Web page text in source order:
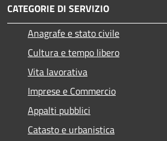
CATEGORIE DI SERVIZIO
Anagrafe e stato civile
Cultura e tempo libero
Vita lavorativa
Imprese e Commercio
Appalti pubblici
Catasto e urbanistica